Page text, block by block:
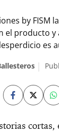
by FISM
el producto y
es
cortas,